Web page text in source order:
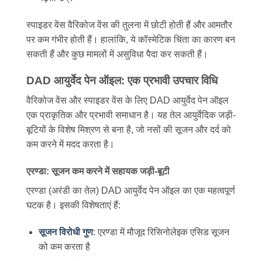
स्पाइडर वेंस वैरिकोज वेंस की तुलना में छोटी होती हैं और आमतौर
पर कम गंभीर होती हैं। हालांकि, ये कॉस्मेटिक चिंता का कारण बन
सकती हैं और कुछ मामलों में असुविधा पैदा कर सकती हैं।
DAD आयुर्वेद पेन ऑइल: एक प्रभावी उपचार विधि
वैरिकोज वेंस और स्पाइडर वेंस के लिए DAD आयुर्वेद पेन ऑइल
एक प्राकृतिक और प्रभावी समाधान है। यह तेल आयुर्वेदिक जड़ी-
बूटियों के विशेष मिश्रण से बना है, जो नसों की सूजन और दर्द को
कम करने में मदद करता है।
एरण्डा: सूजन कम करने में सहायक जड़ी-बूटी
एरण्डा (अरंडी का तेल) DAD आयुर्वेद पेन ऑइल का एक महत्वपूर्ण
घटक है। इसकी विशेषताएं हैं:
सूजन विरोधी गुण: एरण्डा में मौजूद रिसिनोलेइक एसिड सूजन
को कम करता है